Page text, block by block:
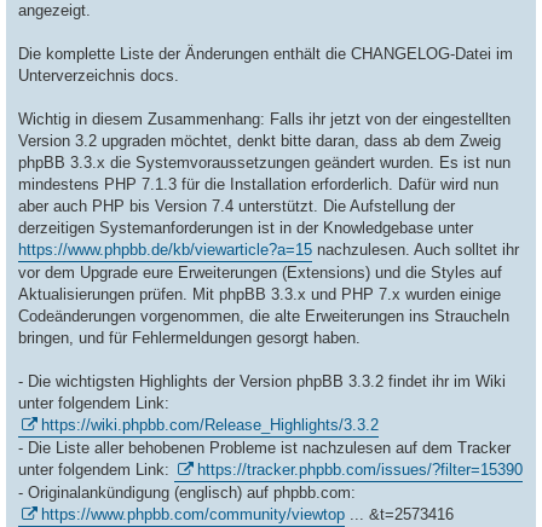
angezeigt.
Die komplette Liste der Änderungen enthält die CHANGELOG-Datei im
Unterverzeichnis docs.
Wichtig in diesem Zusammenhang: Falls ihr jetzt von der eingestellten
Version 3.2 upgraden möchtet, denkt bitte daran, dass ab dem Zweig
phpBB 3.3.x die Systemvoraussetzungen geändert wurden. Es ist nun
mindestens PHP 7.1.3 für die Installation erforderlich. Dafür wird nun
aber auch PHP bis Version 7.4 unterstützt. Die Aufstellung der
derzeitigen Systemanforderungen ist in der Knowledgebase unter
https://www.phpbb.de/kb/viewarticle?a=15 nachzulesen. Auch solltet ihr
vor dem Upgrade eure Erweiterungen (Extensions) und die Styles auf
Aktualisierungen prüfen. Mit phpBB 3.3.x und PHP 7.x wurden einige
Codeänderungen vorgenommen, die alte Erweiterungen ins Straucheln
bringen, und für Fehlermeldungen gesorgt haben.
- Die wichtigsten Highlights der Version phpBB 3.3.2 findet ihr im Wiki
unter folgendem Link:
https://wiki.phpbb.com/Release_Highlights/3.3.2
- Die Liste aller behobenen Probleme ist nachzulesen auf dem Tracker
unter folgendem Link:
https://tracker.phpbb.com/issues/?filter=15390
- Originalankündigung (englisch) auf phpbb.com:
https://www.phpbb.com/community/viewtop ... &t=2573416